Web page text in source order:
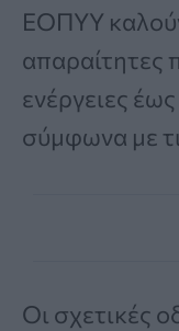
ΕΟΠΥΥ
απαραίτητες
ενέργειες
σύμφωνα με
Οι σχετικές